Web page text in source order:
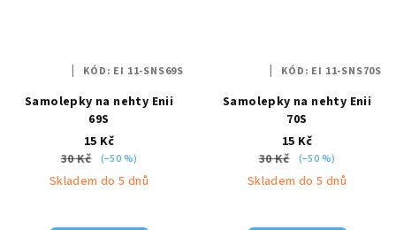
Samolepky na nehty Enii
69S
15 Kč
30 Kč
(–50 %)
Skladem do 5 dnů
KÓD: EI 11-SNS69S
Samolepky na nehty Enii
70S
15 Kč
30 Kč
(–50 %)
Skladem do 5 dnů
KÓD: EI 11-SNS70S